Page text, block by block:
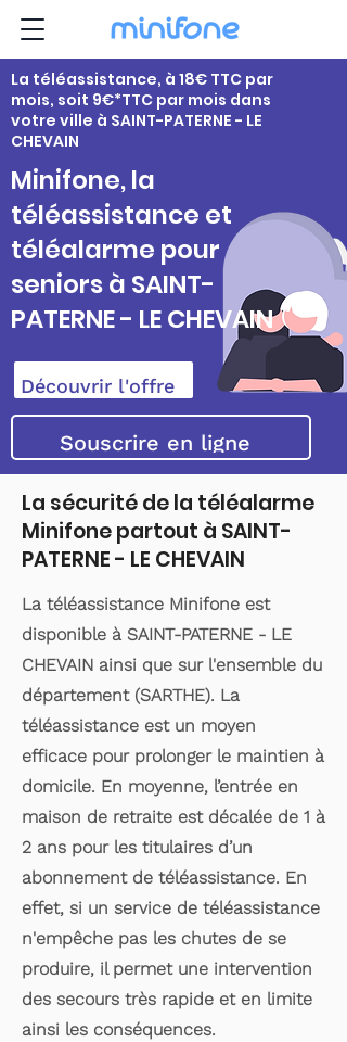
La téléassistance, à 18€ TTC par
mois, soit 9€*TTC par mois dans
votre ville à SAINT-PATERNE - LE
CHEVAIN
Minifone, la
téléassistance et
téléalarme pour
seniors à SAINT-
PATERNE - LE CHEVAIN
Découvrir l'offre
Souscrire en ligne
La sécurité de la téléalarme
Minifone partout à SAINT-
PATERNE - LE CHEVAIN
La téléassistance Minifone est
disponible à SAINT-PATERNE - LE
CHEVAIN ainsi que sur l'ensemble du
département (SARTHE). La
téléassistance est un moyen
efficace pour prolonger le maintien à
domicile. En moyenne, l’entrée en
maison de retraite est décalée de 1 à
2 ans pour les titulaires d’un
abonnement de téléassistance. En
effet, si un service de téléassistance
n'empêche pas les chutes de se
produire, il permet une intervention
des secours très rapide et en limite
ainsi les conséquences.